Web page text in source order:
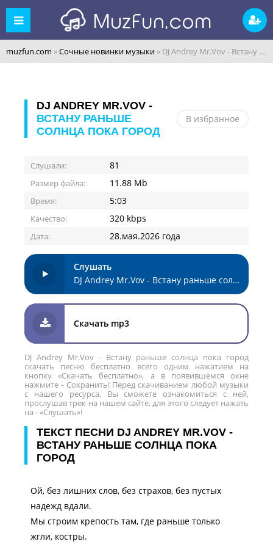
muzfun.com »Сочные новинки музыки » DJ Andrey Mr.Vov - Встану раньше солнца пока город
DJ ANDREY MR.VOV -
ВСТАНУ РАНЬШЕ
СОЛНЦА ПОКА ГОРОД
В избранное
Слушали: 81
Размер файла: 11.88 Mb
Время: 5:03
Качество: 320 kbps
Дата: 28.мая.2026 года
Слушать
DJ Andrey Mr.Vov - Встану раньше солнца пока город
Скачать mp3
DJ Andrey Mr.Vov - Встану раньше солнца пока город
скачать песню бесплатно всего одним нажатием на
кнопку «Скачать бесплатно», а в появившемся окне
нажмите - Сохранить! Перед скачиванием любой музыки
с нашего ресурса, Вы сможете ознакомиться с ней,
прослушав трек на нашем сайте, для этого следует нажать
на - «Слушать»!
ТЕКСТ ПЕСНИ DJ ANDREY MR.VOV -
ВСТАНУ РАНЬШЕ СОЛНЦА ПОКА
ГОРОД
Ой, без лишних слов, без страхов, без пустых
надежд вдали.
Мы строим крепость там, где раньше только
жгли, костры.